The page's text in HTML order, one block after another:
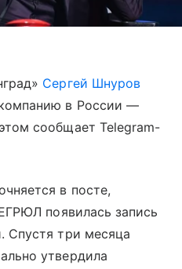
Сергей Шнуров
в России —
сообщает Telegram-
в посте,
появилась запись
Спустя три месяца
утвердила